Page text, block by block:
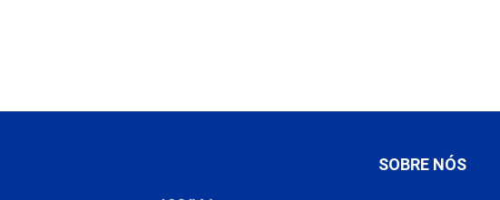
SOBRE NÓS